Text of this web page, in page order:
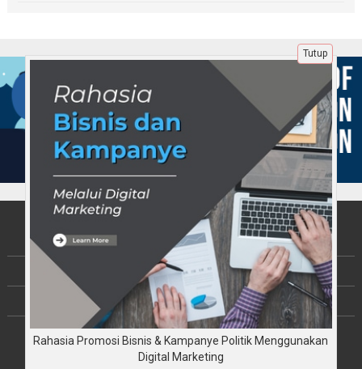
Tentang Kami
Berita
Disclaimer
Copyright © JalinKebersamaan.com 2026
All rights reserved
Tutup
Rahasia Promosi Bisnis & Kampanye Politik Menggunakan
Digital Marketing